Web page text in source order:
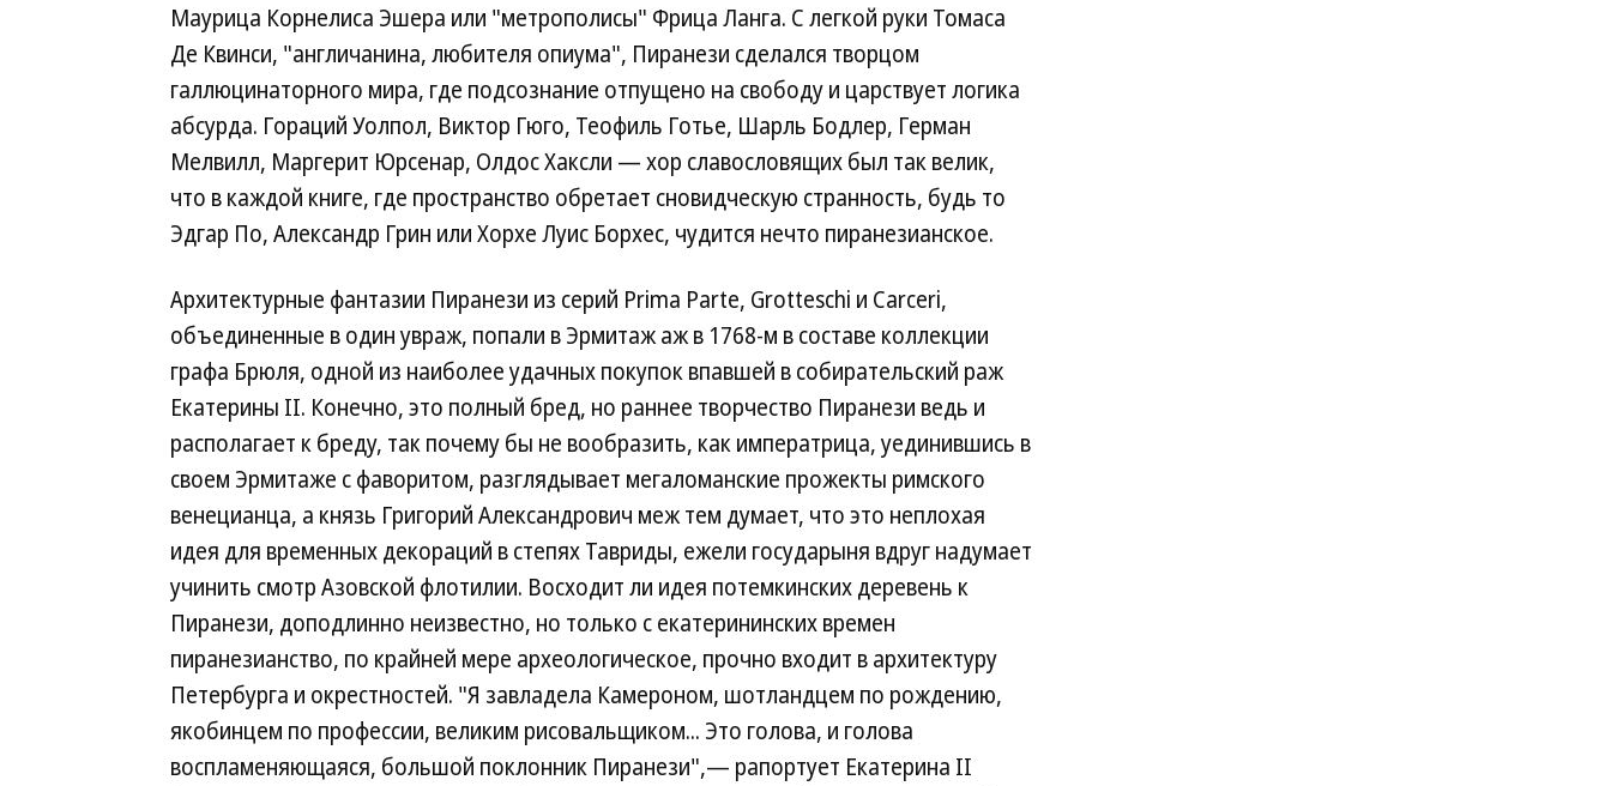
Маурица Корнелиса Эшера или "метрополисы" Фрица Ланга. С легкой руки Томаса
Де Квинси, "англичанина, любителя опиума", Пиранези сделался творцом
галлюцинаторного мира, где подсознание отпущено на свободу и царствует логика
абсурда. Гораций Уолпол, Виктор Гюго, Теофиль Готье, Шарль Бодлер, Герман
Мелвилл, Маргерит Юрсенар, Олдос Хаксли — хор славословящих был так велик,
что в каждой книге, где пространство обретает сновидческую странность, будь то
Эдгар По, Александр Грин или Хорхе Луис Борхес, чудится нечто пиранезианское.
Архитектурные фантазии Пиранези из серий Prima Parte, Grotteschi и Carceri,
объединенные в один увраж, попали в Эрмитаж аж в 1768-м в составе коллекции
графа Брюля, одной из наиболее удачных покупок впавшей в собирательский раж
Екатерины II. Конечно, это полный бред, но раннее творчество Пиранези ведь и
располагает к бреду, так почему бы не вообразить, как императрица, уединившись в
своем Эрмитаже с фаворитом, разглядывает мегаломанские прожекты римского
венецианца, а князь Григорий Александрович меж тем думает, что это неплохая
идея для временных декораций в степях Тавриды, ежели государыня вдруг надумает
учинить смотр Азовской флотилии. Восходит ли идея потемкинских деревень к
Пиранези, доподлинно неизвестно, но только с екатерининских времен
пиранезианство, по крайней мере археологическое, прочно входит в архитектуру
Петербурга и окрестностей. "Я завладела Камероном, шотландцем по рождению,
якобинцем по профессии, великим рисовальщиком... Это голова, и голова
воспламеняющаяся, большой поклонник Пиранези",— рапортует Екатерина II